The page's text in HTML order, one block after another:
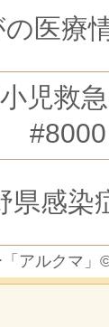
医療
児救
#8000
県感染
アルクマ」